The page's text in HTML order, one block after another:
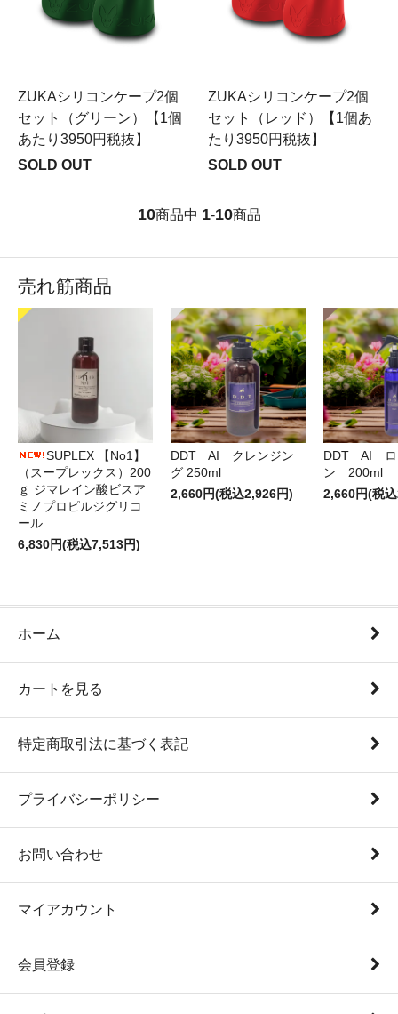
ZUKAシリコンケープ2個
セット（グリーン）【1個
あたり3950円税抜】
SOLD OUT
ZUKAシリコンケープ2個
セット（レッド）【1個あ
たり3950円税抜】
SOLD OUT
10商品中 1-10商品
売れ筋商品
SUPLEX 【No1】
（スープレックス）200
ｇ ジマレイン酸ビスア
ミノプロピルジグリコ
ール
6,830円(税込7,513円)
DDT AI クレンジン
グ 250ml
2,660円(税込2,926円)
DDT AI ロ
ン 200ml
2,660円(税
ホーム
カートを見る
特定商取引法に基づく表記
プライバシーポリシー
お問い合わせ
マイアカウント
会員登録